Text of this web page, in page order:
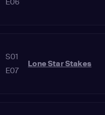
E06
S01
E07
Lone Star Stakes